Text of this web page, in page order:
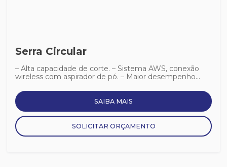
Serra Circular
– Alta capacidade de corte. – Sistema AWS, conexão
wireless com aspirador de pó. – Maior desempenho...
SAIBA MAIS
SOLICITAR ORÇAMENTO